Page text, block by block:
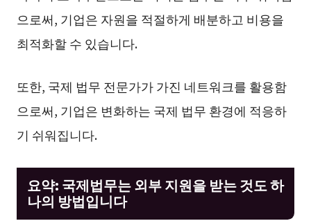
으로써, 기업은 자원을 적절하게 배분하고 비용을
최적화할 수 있습니다.
또한, 국제 법무 전문가가 가진 네트워크를 활용함
으로써, 기업은 변화하는 국제 법무 환경에 적응하
기 쉬워집니다.
요약: 국제법무는 외부 지원을 받는 것도 하
나의 방법입니다